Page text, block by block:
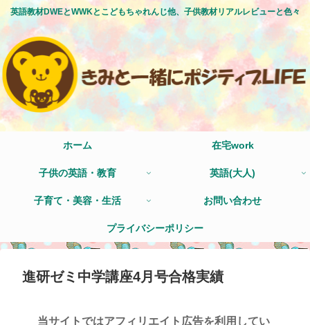
英語教材DWEとWWKとこどもちゃれんじ他、子供教材リアルレビューと色々
ホーム 在宅work
子供の英語・教育 英語(大人)
子育て・美容・生活 お問い合わせ
プライバシーポリシー
進研ゼミ中学講座4月号合格実績
当サイトではアフィリエイト広告を利用してい